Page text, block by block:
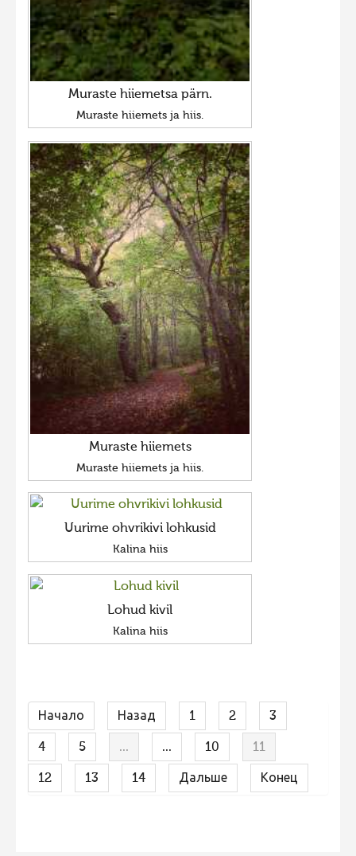
Muraste hiiemetsa pärn.
Muraste hiiemets ja hiis.
Muraste hiiemets
Muraste hiiemets ja hiis.
Uurime ohvrikivi lohkusid
Kalina hiis
Lohud kivil
Kalina hiis
Начало Назад 1 2 3
4 5 ... ... 10 11
12 13 14 Дальше Конец